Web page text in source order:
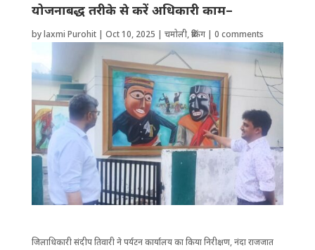
योजनाबद्ध तरीके से करें अ​धिकारी काम–
bylaxmi Purohit| Oct 10, 2025 | चमोली,ब्रेकिंग| 0 comments
जिला​धिकारी संदीप तिवारी ने पर्यटन कार्यालय का किया निरीक्षण, नंदा राजजात